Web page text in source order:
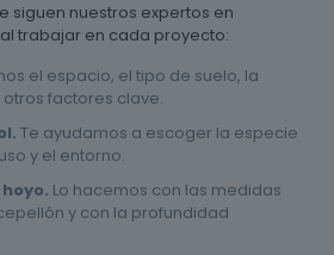
siguen nuestros expertos en
trabajar en cada proyecto:
el espacio, el tipo de suelo, la
factores clave.
Te ayudamos a escoger la especie
y el entorno.
Lo hacemos con las medidas
y con la profundidad